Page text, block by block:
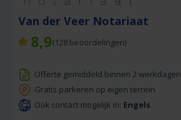
Van der Veer Notariaat
8,9(128 beoordelingen)
Offerte gemiddeld binnen 2 werkdagen
Gratis parkeren op eigen terrein
Ook contact mogelijk in: Engels